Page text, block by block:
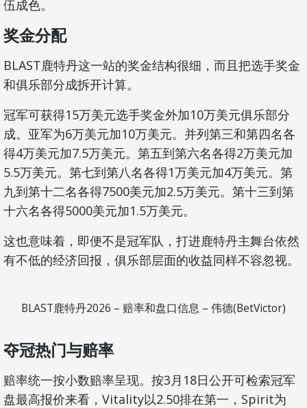
伍成色。
奖金分配
BLAST鹿特丹这一站的奖金结构很细，而且把选手奖金
和俱乐部分成拆开计算。
冠军可获得15万美元选手奖金外加10万美元俱乐部分
成。亚军为6万美元加10万美元。并列第三和第四名各
得4万美元加7.5万美元。第五到第六名各得2万美元加
5.5万美元。第七到第八名各得1万美元加4万美元。第
九到第十二名各得7500美元加2.5万美元。第十三到第
十六名各得5000美元加1.5万美元。
这也意味着，即便不是冠军队，打进鹿特丹主舞台依然
有不低的经济回报，俱乐部层面的收益同样不容忽视。
BLAST鹿特丹2026 – 赔率和盘口信息 – 伟德(BetVictor)
夺冠热门与赔率
赔率统一按小数赔率呈现。按3月18日公开可检索冠军
盘最高报价来看，Vitality以2.50排在第一，Spirit为